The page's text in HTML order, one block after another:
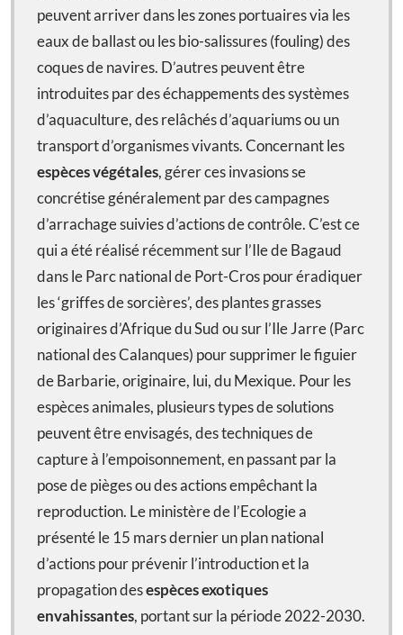
peuvent arriver dans les zones portuaires via les
eaux de ballast ou les bio-salissures (fouling) des
coques de navires. D’autres peuvent être
introduites par des échappements des systèmes
d’aquaculture, des relâchés d’aquariums ou un
transport d’organismes vivants. Concernant les
espèces végétales, gérer ces invasions se
concrétise généralement par des campagnes
d’arrachage suivies d’actions de contrôle. C’est ce
qui a été réalisé récemment sur l’Ile de Bagaud
dans le Parc national de Port-Cros pour éradiquer
les ‘griffes de sorcières’, des plantes grasses
originaires d’Afrique du Sud ou sur l’Ile Jarre (Parc
national des Calanques) pour supprimer le figuier
de Barbarie, originaire, lui, du Mexique. Pour les
espèces animales, plusieurs types de solutions
peuvent être envisagés, des techniques de
capture à l’empoisonnement, en passant par la
pose de pièges ou des actions empêchant la
reproduction. Le ministère de l’Ecologie a
présenté le 15 mars dernier un plan national
d’actions pour prévenir l’introduction et la
propagation desespèces exotiques
envahissantes, portant sur la période 2022-2030.